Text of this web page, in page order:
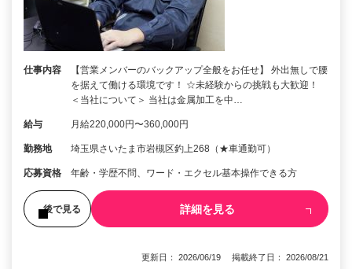
仕事内容
【営業メンバーのバックアップ全般をお任せ】 外出無しで腰
を据えて働ける環境です！ ☆未経験からの挑戦も大歓迎！
＜当社について＞ 当社は金属加工を中…
給与 月給220,000円〜360,000円
勤務地 埼玉県さいたま市岩槻区釣上268（★車通勤可）
応募資格 年齢・学歴不問、ワード・エクセル基本操作できる方
後で見る 詳細を見る
更新日： 2026/06/19 掲載終了日： 2026/08/21